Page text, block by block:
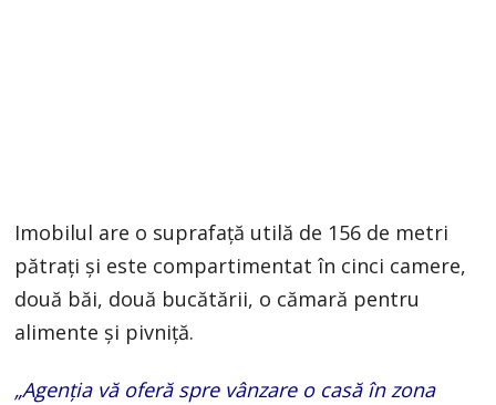
Imobilul are o suprafață utilă de 156 de metri
pătrați și este compartimentat în cinci camere,
două băi, două bucătării, o cămară pentru
alimente și pivniță.
„Agenția vă oferă spre vânzare o casă în zona